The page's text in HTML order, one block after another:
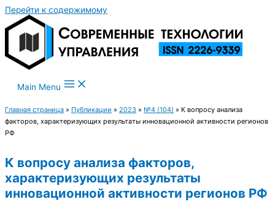
Перейти к содержимому
Main Menu
Главная страница » Публикации » 2023 » №4 (104) » К вопросу анализа
факторов, характеризующих результаты инновационной активности регионов
РФ
К вопросу анализа факторов,
характеризующих результаты
инновационной активности регионов РФ